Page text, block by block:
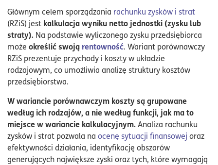
Głównym celem sporządzania rachunku zysków i strat
(RZiS) jest kalkulacja wyniku netto jednostki (zysku lub
straty). Na podstawie wyliczonego zysku przedsiębiorca
może określić swoją rentowność. Wariant porównawczy
RZiS prezentuje przychody i koszty w układzie
rodzajowym, co umożliwia analizę struktury kosztów
przedsiębiorstwa.
W wariancie porównawczym koszty są grupowane
według ich rodzajów, a nie według funkcji, jak ma to
miejsce w wariancie kalkulacyjnym.Analiza rachunku
zysków i strat pozwala na ocenę sytuacji finansowej oraz
efektywności działania, identyfikację obszarów
generujących największe zyski oraz tych, które wymagają